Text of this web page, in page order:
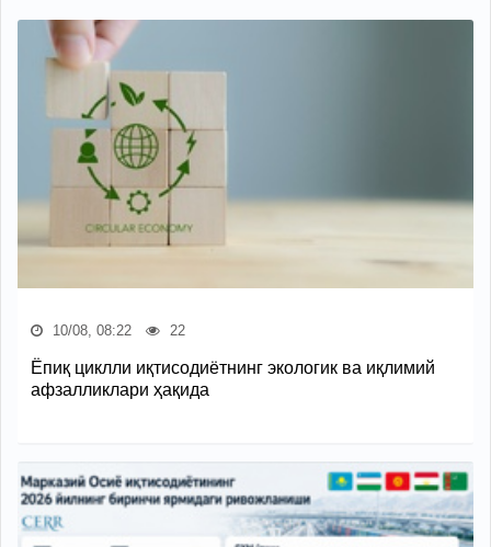
10/08, 08:22 22
Ёпиқ циклли иқтисодиётнинг экологик ва иқлимий
афзалликлари ҳақида